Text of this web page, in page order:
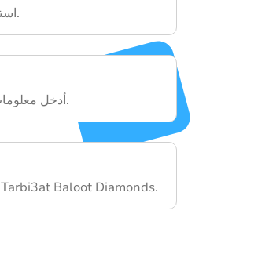
استعرض بطاقات الهدايا المتاحة بسهولة.
أدخل معلومات الدفع الخاصة بك واستكمل الشراء.
استخدم بطاقة الهدايا الخاصة بك في Tarbi3at Baloot Diamonds.